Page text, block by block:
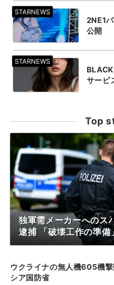
2NE1
公開
サービ
Top
独軍需メーカーへのス
逮捕 「破壊工作の準備
ウクライナの無人機605機撃
シア国防省